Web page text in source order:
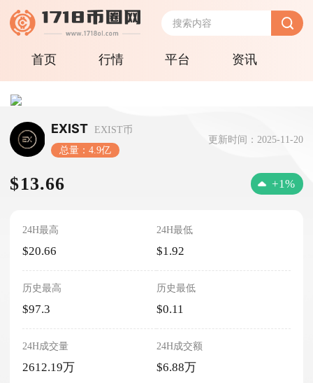
首页 行情 平台 资讯
EXIST
EXIST币
总量：4.9亿
更新时间：2025-11-20
$13.66 +1%
24H最高
$20.66
24H最低
$1.92
历史最高
$97.3
历史最低
$0.11
24H成交量
2612.19万
24H成交额
$6.88万